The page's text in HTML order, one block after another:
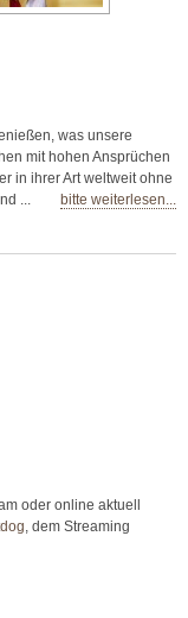
was unsere
mit hohen Ansprüchen
in ihrer Art weltweit ohne
...
bitte weiterlesen...
oder online aktuell
, dem Streaming